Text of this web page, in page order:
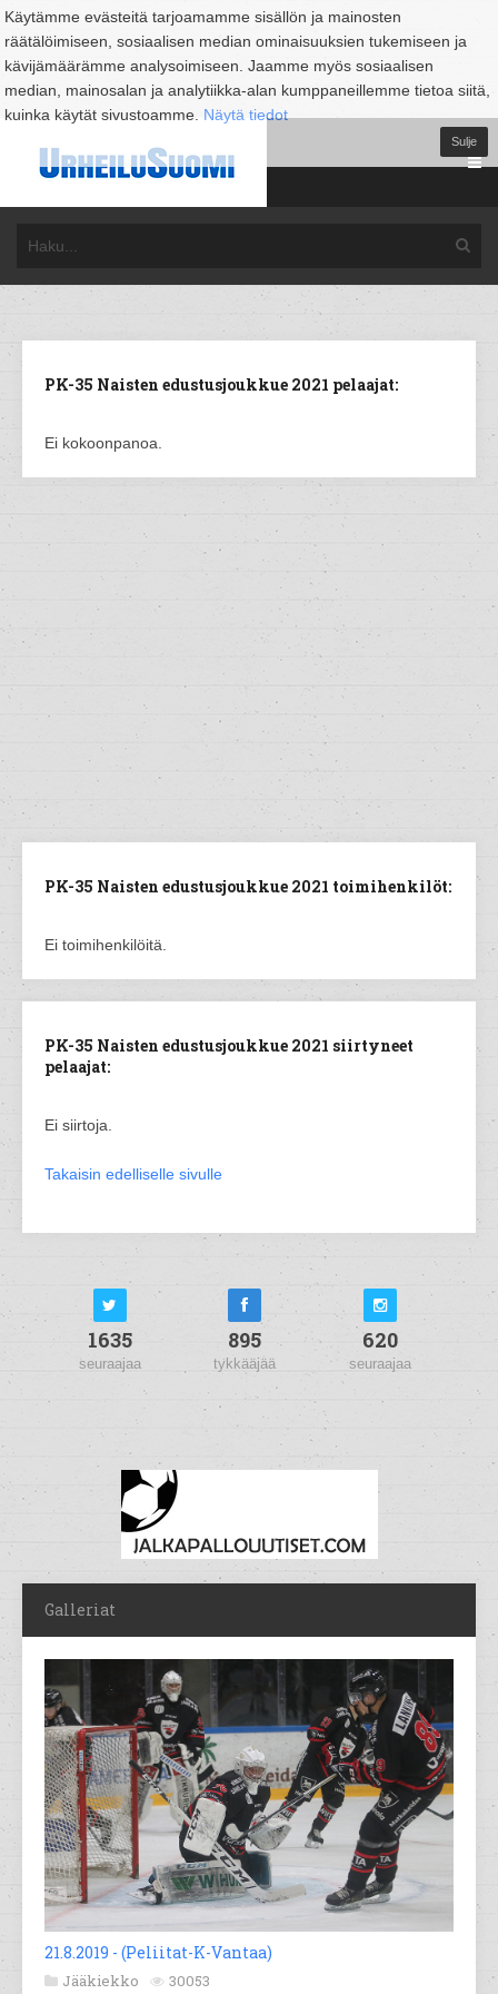
Käytämme evästeitä tarjoamamme sisällön ja mainosten
räätälöimiseen, sosiaalisen median ominaisuuksien tukemiseen ja
kävijämäärämme analysoimiseen. Jaamme myös sosiaalisen
median, mainosalan ja analytiikka-alan kumppaneillemme tietoa siitä,
kuinka käytät sivustoamme. Näytä tiedot
Sulje
PK-35 Naisten edustusjoukkue 2021 pelaajat:
Ei kokoonpanoa.
PK-35 Naisten edustusjoukkue 2021 toimihenkilöt:
Ei toimihenkilöitä.
PK-35 Naisten edustusjoukkue 2021 siirtyneet
pelaajat:
Ei siirtoja.
Takaisin edelliselle sivulle
1635
seuraajaa
895
tykkääjää
620
seuraajaa
Galleriat
21.8.2019 - (Peliitat-K-Vantaa)
Jääkiekko 30053